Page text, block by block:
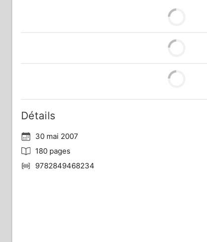
Détails
30 mai 2007
180 pages
9782849468234